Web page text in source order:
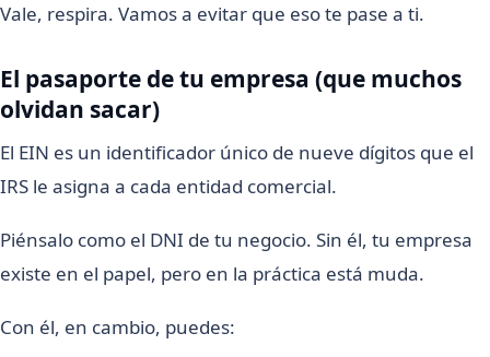
Vale, respira. Vamos a evitar que eso te pase a ti.
El pasaporte de tu empresa (que muchos
olvidan sacar)
El EIN es un identificador único de nueve dígitos que el
IRS le asigna a cada entidad comercial.
Piénsalo como el DNI de tu negocio. Sin él, tu empresa
existe en el papel, pero en la práctica está muda.
Con él, en cambio, puedes: